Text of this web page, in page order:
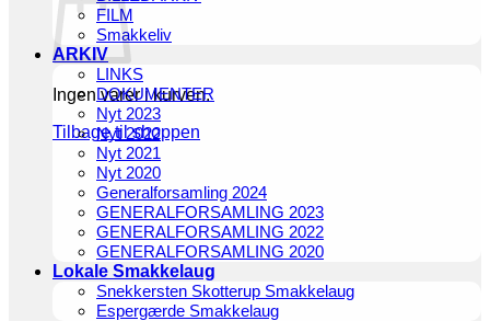
Ingen varer i kurven.
Tilbage til shoppen
FILM
Smakkeliv
ARKIV
LINKS
DOKUMENTER
Nyt 2023
Nyt 2022
Nyt 2021
Nyt 2020
Generalforsamling 2024
GENERALFORSAMLING 2023
GENERALFORSAMLING 2022
GENERALFORSAMLING 2020
Lokale Smakkelaug
Snekkersten Skotterup Smakkelaug
Espergærde Smakkelaug